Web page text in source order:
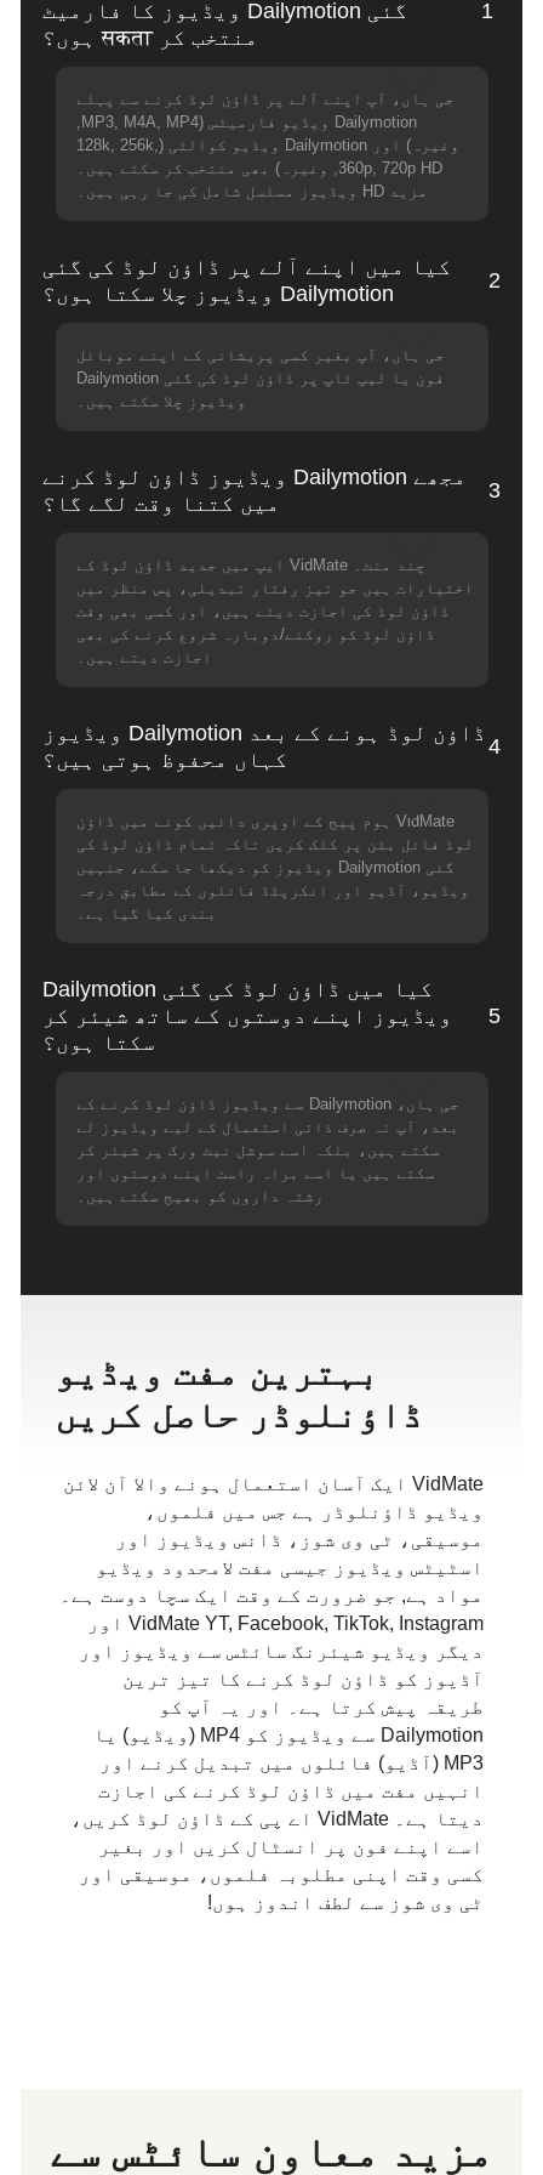
1
گئی Dailymotion ویڈیوز کا فارمیٹ
منتخب کر सकता ہوں؟
جی ہاں، آپ اپنے آلے پر ڈاؤن لوڈ کرنے سے پہلے
Dailymotion ویڈیو فارمیٹس (MP3, M4A, MP4,
وغیرہ) اور Dailymotion ویڈیو کوالٹی (128k, 256k,
360p, 720p HD, وغیرہ) بھی منتخب کر سکتے ہیں۔
مزید HD ویڈیوز مسلسل شامل کی جا رہی ہیں۔
2
کیا میں اپنے آلے پر ڈاؤن لوڈ کی گئی
Dailymotion ویڈیوز چلا سکتا ہوں؟
جی ہاں، آپ بغیر کسی پریشانی کے اپنے موبائل
فون یا لیپ ٹاپ پر ڈاؤن لوڈ کی گئی Dailymotion
ویڈیوز چلا سکتے ہیں۔
3
مجھے Dailymotion ویڈیوز ڈاؤن لوڈ کرنے
میں کتنا وقت لگے گا؟
چند منٹ۔ VidMate ایپ میں جدید ڈاؤن لوڈ کے
اختیارات ہیں جو تیز رفتار تبدیلی، پس منظر میں
ڈاؤن لوڈ کی اجازت دیتے ہیں، اور کسی بھی وقت
ڈاؤن لوڈ کو روکنے/دوبارہ شروع کرنے کی بھی
اجازت دیتے ہیں۔
4
ڈاؤن لوڈ ہونے کے بعد Dailymotion ویڈیوز
کہاں محفوظ ہوتی ہیں؟
VidMate ہوم پیج کے اوپری دائیں کونے میں ڈاؤن
لوڈ فائل بٹن پر کلک کریں تاکہ تمام ڈاؤن لوڈ کی
گئی Dailymotion ویڈیوز کو دیکھا جا سکے، جنہیں
ویڈیو، آڈیو اور انکرپٹڈ فائلوں کے مطابق درجہ
بندی کیا گیا ہے۔
5
کیا میں ڈاؤن لوڈ کی گئی Dailymotion
ویڈیوز اپنے دوستوں کے ساتھ شیئر کر
سکتا ہوں؟
جی ہاں، Dailymotion سے ویڈیوز ڈاؤن لوڈ کرنے کے
بعد، آپ نہ صرف ذاتی استعمال کے لیے ویڈیوز لے
سکتے ہیں، بلکہ اسے سوشل نیٹ ورک پر شیئر کر
سکتے ہیں یا اسے براہ راست اپنے دوستوں اور
رشتہ داروں کو بھیج سکتے ہیں۔
بہترین مفت ویڈیو
ڈاؤنلوڈر حاصل کریں
VidMate ایک آسان استعمال ہونے والا آن لائن
ویڈیو ڈاؤنلوڈر ہے جس میں فلموں،
موسیقی، ٹی وی شوز، ڈانس ویڈیوز اور
اسٹیٹس ویڈیوز جیسی مفت لامحدود ویڈیو
مواد ہے, جو ضرورت کے وقت ایک سچا دوست ہے۔
VidMate YT, Facebook, TikTok, Instagram اور
دیگر ویڈیو شیئرنگ سائٹس سے ویڈیوز اور
آڈیوز کو ڈاؤن لوڈ کرنے کا تیز ترین
طریقہ پیش کرتا ہے۔ اور یہ آپ کو
Dailymotion سے ویڈیوز کو MP4 (ویڈیو) یا
MP3 (آڈیو) فائلوں میں تبدیل کرنے اور
انہیں مفت میں ڈاؤن لوڈ کرنے کی اجازت
دیتا ہے۔ VidMate اے پی کے ڈاؤن لوڈ کریں،
اسے اپنے فون پر انسٹال کریں اور بغیر
کسی وقت اپنی مطلوبہ فلموں، موسیقی اور
ٹی وی شوز سے لطف اندوز ہوں!
مزید معاون سائٹس سے